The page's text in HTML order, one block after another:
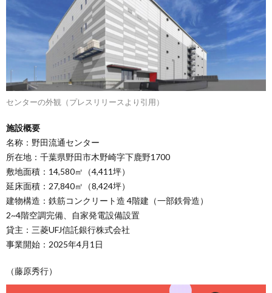
センターの外観（プレスリリースより引用）
施設概要
名称：野田流通センター
所在地：千葉県野田市木野崎字下鹿野1700
敷地面積：14,580㎡（4,411坪）
延床面積：27,840㎡（8,424坪）
建物構造：鉄筋コンクリート造 4階建（一部鉄骨造）
2~4階空調完備、自家発電設備設置
貸主：三菱UFJ信託銀行株式会社
事業開始：2025年4月1日
（藤原秀行）